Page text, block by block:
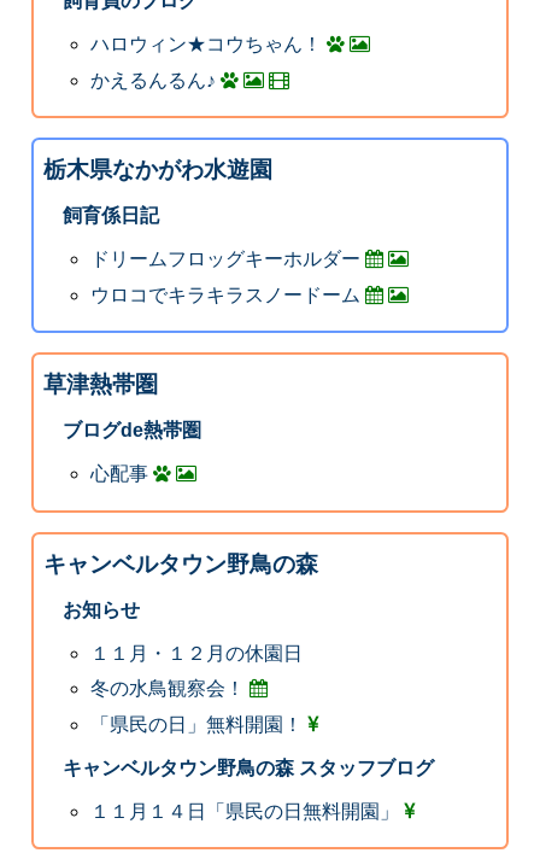
ハロウィン★コウちゃん！
かえるんるん♪
栃木県なかがわ水遊園
飼育係日記
ドリームフロッグキーホルダー
ウロコでキラキラスノードーム
草津熱帯圏
ブログde熱帯圏
心配事
キャンベルタウン野鳥の森
お知らせ
１１月・１２月の休園日
冬の水鳥観察会！
「県民の日」無料開園！
キャンベルタウン野鳥の森 スタッフブログ
１１月１４日「県民の日無料開園」